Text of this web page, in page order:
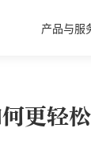
产品与服
更轻松